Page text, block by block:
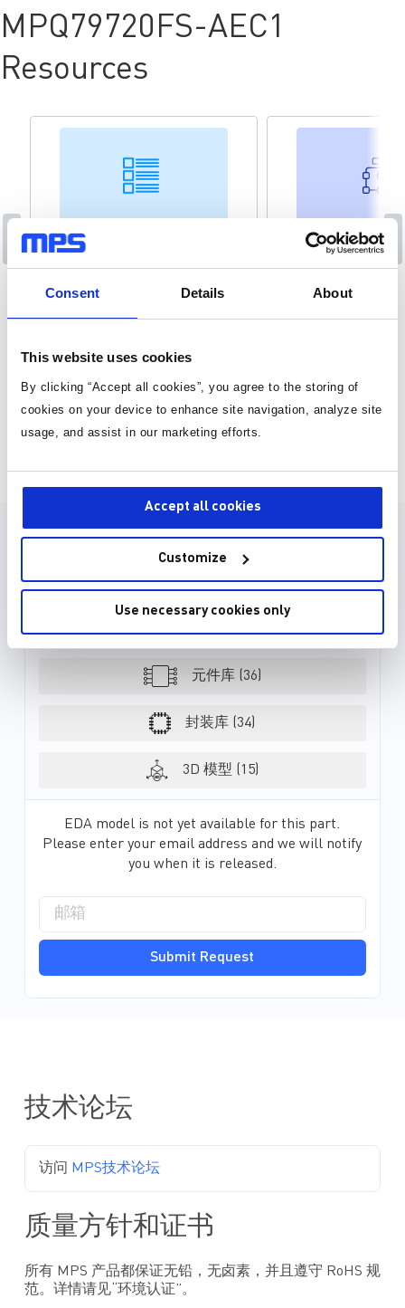
Consent Details About
This website uses cookies
By clicking “Accept all cookies”, you agree to the storing of
cookies on your device to enhance site navigation, analyze site
usage, and assist in our marketing efforts.
Accept all cookies
Customize
Use necessary cookies only
上电顺序
I2
C地址
EN 引脚的驱动模式和备用功能
备用电池输入
实时时钟(RTC)
采用侧面镀锡QFN-24 (4mmx4mm) 封装，0.5mm 引脚间距
符合 AEC-Q100 等级1认证
专为功能安全应用而设计：符合ISO 26262 标准
MPQ79720FS-AEC1
Resources
电源定序器 激光雷达
着新车将雷达与摄像
使用光脉冲的实时测
寸的解决方案，从而
寸和成本。然而，除
外，这些卓越的功能
换器、升压变换器、
时器。这些组件旨在
统的设计并降低成本
度地减少 EMI 并确保
Need more support?
获取技术支持或询价
设计资源
元件库，封装库和 3D 模型
30种以上格式
元件库 (36)
封装库 (34)
3D 模型 (15)
EDA model is not yet available for this part.
Please enter your email address and we will notify
you when it is released.
Submit Request
技术论坛
访问 MPS技术论坛
质量方针和证书
所有 MPS 产品都保证无铅，无卤素，并且遵守 RoHS 规
范。详情请见“环境认证”。